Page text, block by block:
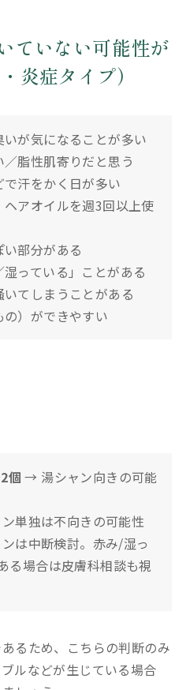
ていない可能性が
炎症タイプ）
が気になることが多い
脂性肌寄りだと思う
汗をかく日が多い
アオイルを週3回以上使
部分がある
っている」ことがある
てしまうことがある
）ができやすい
個 → 湯シャン向きの可能
単独は不向きの可能性
は中断検討。赤み/湿っ
る場合は皮膚科相談も視
るため、こちらの判断のみ
ルなどが生じている場合